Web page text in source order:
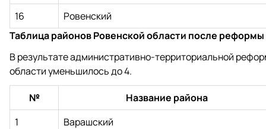
16
Ровенский
Таблица районов Ровенской области после
В результате административно-территориальной
области уменьшилось до 4.
№
Название района
1
Варашский